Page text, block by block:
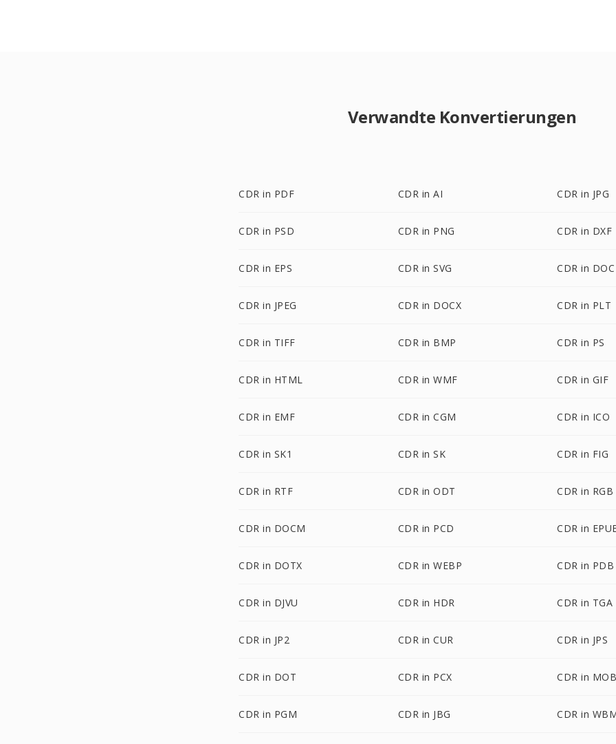
Verwandte Konvertierungen
CDR in PDF CDR in AI CDR in JPG
CDR in PSD CDR in PNG CDR in DXF
CDR in EPS CDR in SVG CDR in DOC
CDR in JPEG CDR in DOCX CDR in PLT
CDR in TIFF CDR in BMP CDR in PS
CDR in HTML CDR in WMF CDR in GIF
CDR in EMF CDR in CGM CDR in ICO
CDR in SK1 CDR in SK CDR in FIG
CDR in RTF CDR in ODT CDR in RGB
CDR in DOCM CDR in PCD CDR in
CDR in DOTX CDR in WEBP CDR in PDB
CDR in DJVU CDR in HDR CDR in TGA
CDR in JP2 CDR in CUR CDR in JPS
CDR in DOT CDR in PCX CDR in
CDR in PGM CDR in JBG CDR in